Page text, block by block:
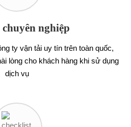
nghiệp
ty vận tải uy tín trên toàn quốc,
lòng cho khách hàng khi sử dụng
dịch vụ